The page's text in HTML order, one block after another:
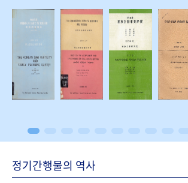
정기간행물의 역사